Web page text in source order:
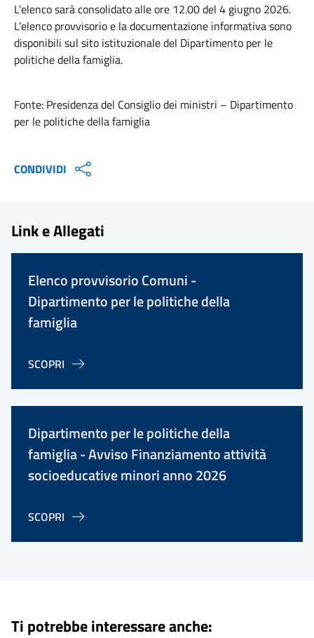
L’elenco sarà consolidato alle ore 12.00 del 4 giugno 2026.
L’elenco provvisorio e la documentazione informativa sono
disponibili sul sito istituzionale del Dipartimento per le
politiche della famiglia.
Fonte: Presidenza del Consiglio dei ministri – Dipartimento
per le politiche della famiglia
CONDIVIDI
Link e Allegati
Elenco provvisorio Comuni -
Dipartimento per le politiche della
famiglia
SCOPRI
Dipartimento per le politiche della
famiglia - Avviso Finanziamento attività
socioeducative minori anno 2026
SCOPRI
Ti potrebbe interessare anche: